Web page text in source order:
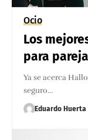
Ocio
Los
para
Ya se acerca
seguro…
Eduardo Huerta